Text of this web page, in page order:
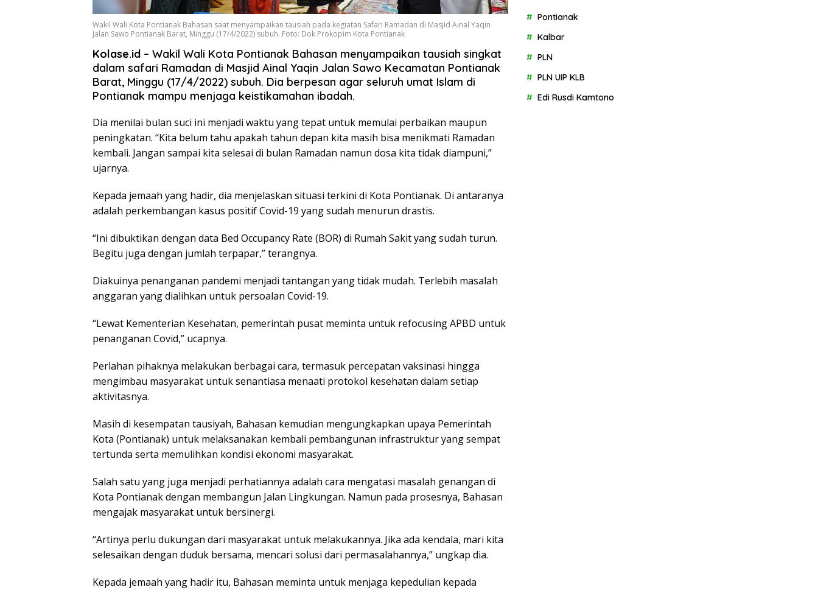
Wakil Wali Kota Pontianak Bahasan saat menyampaikan tausiah pada kegiatan Safari Ramadan di Masjid Ainal Yaqin
Jalan Sawo Pontianak Barat, Minggu (17/4/2022) subuh. Foto: Dok Prokopim Kota Pontianak
Kolase.id – Wakil Wali Kota Pontianak Bahasan menyampaikan tausiah singkat
dalam safari Ramadan di Masjid Ainal Yaqin Jalan Sawo Kecamatan Pontianak
Barat, Minggu (17/4/2022) subuh. Dia berpesan agar seluruh umat Islam di
Pontianak mampu menjaga keistikamahan ibadah.
Dia menilai bulan suci ini menjadi waktu yang tepat untuk memulai perbaikan maupun
peningkatan. “Kita belum tahu apakah tahun depan kita masih bisa menikmati Ramadan
kembali. Jangan sampai kita selesai di bulan Ramadan namun dosa kita tidak diampuni,”
ujarnya.
Kepada jemaah yang hadir, dia menjelaskan situasi terkini di Kota Pontianak. Di antaranya
adalah perkembangan kasus positif Covid-19 yang sudah menurun drastis.
“Ini dibuktikan dengan data Bed Occupancy Rate (BOR) di Rumah Sakit yang sudah turun.
Begitu juga dengan jumlah terpapar,” terangnya.
Diakuinya penanganan pandemi menjadi tantangan yang tidak mudah. Terlebih masalah
anggaran yang dialihkan untuk persoalan Covid-19.
“Lewat Kementerian Kesehatan, pemerintah pusat meminta untuk refocusing APBD untuk
penanganan Covid,” ucapnya.
Perlahan pihaknya melakukan berbagai cara, termasuk percepatan vaksinasi hingga
mengimbau masyarakat untuk senantiasa menaati protokol kesehatan dalam setiap
aktivitasnya.
Masih di kesempatan tausiyah, Bahasan kemudian mengungkapkan upaya Pemerintah
Kota (Pontianak) untuk melaksanakan kembali pembangunan infrastruktur yang sempat
tertunda serta memulihkan kondisi ekonomi masyarakat.
Salah satu yang juga menjadi perhatiannya adalah cara mengatasi masalah genangan di
Kota Pontianak dengan membangun Jalan Lingkungan. Namun pada prosesnya, Bahasan
mengajak masyarakat untuk bersinergi.
“Artinya perlu dukungan dari masyarakat untuk melakukannya. Jika ada kendala, mari kita
selesaikan dengan duduk bersama, mencari solusi dari permasalahannya,” ungkap dia.
Kepada jemaah yang hadir itu, Bahasan meminta untuk menjaga kepedulian kepada
Pontianak
Kalbar
PLN
PLN UIP KLB
Edi Rusdi Kamtono